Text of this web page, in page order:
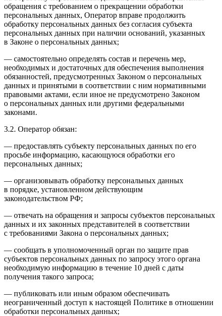
обращения с требованием о прекращении обработки
персональных данных, Оператор вправе продолжить
обработку персональных данных без согласия субъекта
персональных данных при наличии оснований, указанных
в Законе о персональных данных;
— самостоятельно определять состав и перечень мер,
необходимых и достаточных для обеспечения выполнения
обязанностей, предусмотренных Законом о персональных
данных и принятыми в соответствии с ним нормативными
правовыми актами, если иное не предусмотрено Законом
о персональных данных или другими федеральными
законами.
3.2. Оператор обязан:
— предоставлять субъекту персональных данных по его
просьбе информацию, касающуюся обработки его
персональных данных;
— организовывать обработку персональных данных
в порядке, установленном действующим
законодательством РФ;
— отвечать на обращения и запросы субъектов персональных
данных и их законных представителей в соответствии
с требованиями Закона о персональных данных;
— сообщать в уполномоченный орган по защите прав
субъектов персональных данных по запросу этого органа
необходимую информацию в течение 10 дней с даты
получения такого запроса;
— публиковать или иным образом обеспечивать
неограниченный доступ к настоящей Политике в отношении
обработки персональных данных;